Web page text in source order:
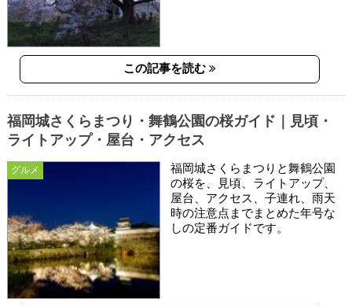
この記事を読む
グルメ
福岡城さくらまつり・舞鶴公園の桜ガイド｜見頃・
ライトアップ・屋台・アクセス
福岡城さくらまつりと舞鶴公園
の桜を、見頃、ライトアップ、
屋台、アクセス、子連れ、雨天
時の注意点までまとめた年号な
しの定番ガイドです。